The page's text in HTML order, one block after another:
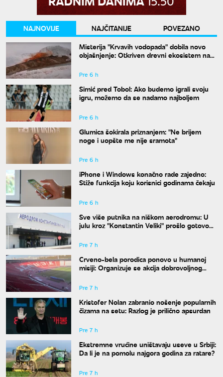
NAJNOVIJE NAJČITANIJE
POVEZANO
Misterija "Krvavih vodopada" dobila novo
objašnjenje: Otkriven drevni ekosistem na
Pre 6 h
Simić pred Tobol: Ako budemo igrali svoju
igru, možemo da se nadamo najboljem
Pre 6 h
Glumica šokirala priznanjem: "Ne brijem
noge i uopšte me nije sramota"
Pre 6 h
iPhone i Windows konačno rade zajedno:
Stiže funkcija koju korisnici godinama čekaju
Pre 6 h
Sve više putnika na niškom aerodromu: U
julu kroz "Konstantin Veliki" prošlo gotovo
Pre 7 h
Crveno-bela porodica ponovo u humanoj
misiji: Organizuje se akcija dobrovoljnog
Pre 7 h
Kristofer Nolan zabranio nošenje popularnih
čizama na setu: Razlog je prilično apsurdan
Pre 7 h
Ekstremne vrućine uništavaju useve u Srbiji:
Da li je na pomolu najgora godina za ratare?
Pre 7 h